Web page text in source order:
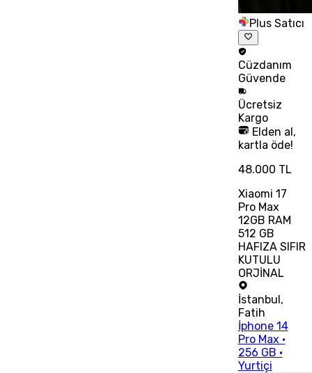
Plus Satıcı
Cüzdanım
Güvende
Ücretsiz
Kargo
Elden al,
kartla öde!
48.000 TL
Xiaomi 17
Pro Max
12GB RAM
512 GB
HAFIZA SIFIR
KUTULU
ORJİNAL
İstanbul,
Fatih
İphone 14
Pro Max •
256 GB •
Yurtiçi